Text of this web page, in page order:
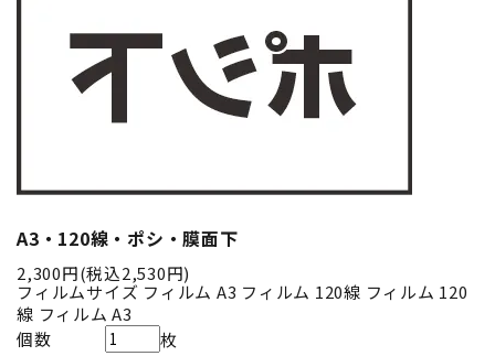
A3・120線・ポシ・膜面下
2,300円(税込2,530円)
フィルムサイズ フィルム A3 フィルム 120線 フィルム 120
線 フィルム A3
個数
枚